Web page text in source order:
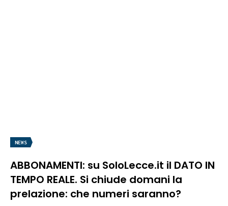
NEWS
ABBONAMENTI: su SoloLecce.it il DATO IN
TEMPO REALE. Si chiude domani la
prelazione: che numeri saranno?